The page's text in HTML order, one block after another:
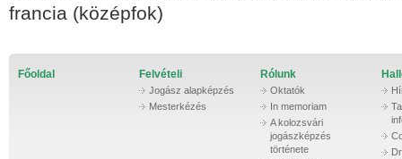
francia (középfok)
Főoldal Felvételi
Jogász alapképzés
Mesterkézés
Rólunk
Oktatók
In memoriam
A kolozsvári
jogászképzés
története